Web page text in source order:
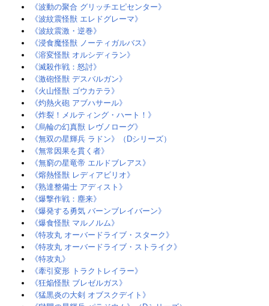
《波動の聚合 グリッチエピセンター》
《波紋震怪獣 エレドグレーマ》
《波紋震激・逆巻》‎
《浸食魔怪獣 ノーティガルバス》‎
《溶変怪獣 オルシディラン》‎
《滅殺作戦：怒討》
《激砲怪獣 デスバルガン》‎
《火山怪獣 ゴウカテラ》‎
《灼熱火砲 アブハサール》‎
《炸裂！メルティング・ハート！》
《烏輪の幻真獣 レヴノローグ》
《無双の星輝兵 ラドン》（Dシリーズ）
《無常因果を貫く者》‎
《無窮の星竜帝 エルドブレアス》
《熔熱怪獣 レディアビリオ》
《熟達整備士 アディスト》
《爆撃作戦：塵来》‎
《爆発する勇気 バーンブレイバーン》
《爆食怪獣 マルノルム》
《特攻丸 オーバードライブ・スターク》
《特攻丸 オーバードライブ・ストライク》
《特攻丸》
《牽引変形 トラクトレイラー》‎
《狂焔怪獣 ブレゼルガス》
《猛黒炎の大剣 オブスクデイト》‎